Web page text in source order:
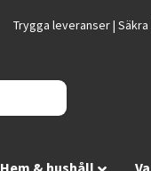
Trygga leveranser |
Hem & hushåll